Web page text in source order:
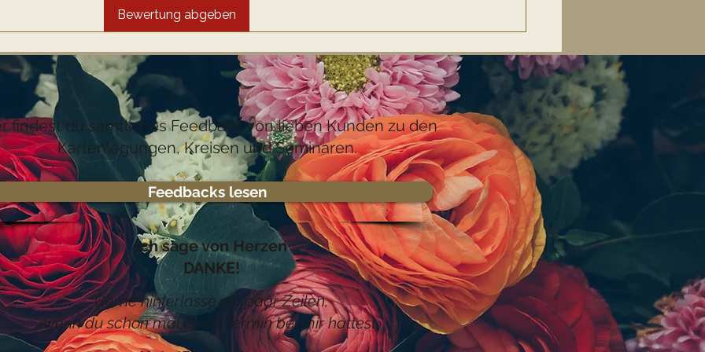
Bewertung abgeben
findest du sämtliches Feedback von lieben Kunden zu den
Kartenlegungen, Kreisen und Seminaren.
Feedbacks lesen
Ich sage von Herzen
DANKE!
Gerne hinterlasse ein paar Zeilen,
wenn du schon mal einen Termin bei mir hattest.